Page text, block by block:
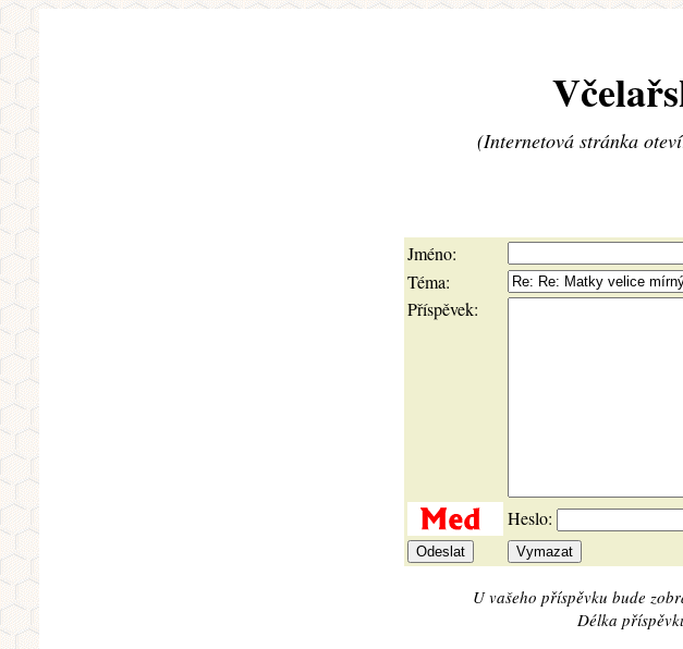
(Internetová stránka
Jméno:
Téma:
Příspěvek:
Heslo:
U vašeho příspěvku bude
Délka